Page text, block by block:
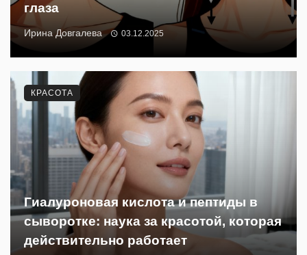
глаза
Ирина Довгалева 03.12.2025
Гиалуроновая кислота и пептиды в
сыворотке: наука за красотой, которая
действительно работает
КРАСОТА